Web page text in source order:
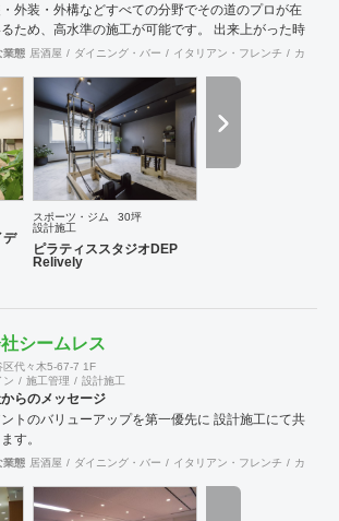
外装・外構などすべての分野でその道のプロが在
ため、高水準の施工が可能です。 出来上がった時
は当たり前！腕の良さは年数が経てば経つほど実
ション力に優れています。 お客様が安心してオー
るようきめ細やかな対応を心がけています。
業態 居酒屋 ダイニング・バー イタリアン・フレンチ カフェ
デ
スポーツ・ジム
30坪
設計施工
ピラティススタジオDEP
Relively
シームレス
区代々木5-67-7 1F
ン
施工管理 設計施工
らのメッセージ
トのバリューアップを第一優先に 設計施工にて共
す。
業態 居酒屋 ダイニング・バー イタリアン・フレンチ カフェ